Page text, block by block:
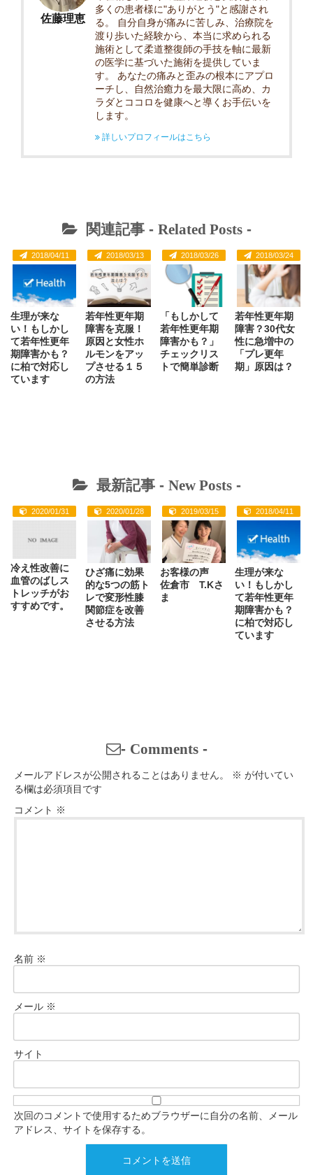
佐藤理恵
多くの患者様に"ありがとう"と感謝され
る。 自分自身が痛みに苦しみ、治療院を
渡り歩いた経験から、本当に求められる
施術として柔道整復師の手技を軸に最新
の医学に基づいた施術を提供していま
す。 あなたの痛みと歪みの根本にアプロ
ーチし、自然治癒力を最大限に高め、カ
ラダとココロを健康へと導くお手伝いを
します。
詳しいプロフィールはこちら
関連記事 - Related Posts-
2018/04/11
生理が来な
い！もしかし
て若年性更年
期障害かも？
に柏で対応し
ています
2018/03/13
若年性更年期
障害を克服！
原因と女性ホ
ルモンをアッ
プさせる１５
の方法
2018/03/26
「もしかして
若年性更年期
障害かも？」
チェックリス
トで簡単診断
2018/03/24
若年性更年期
障害？30代女
性に急増中の
「プレ更年
期」原因は？
最新記事 - New Posts-
2020/01/31
冷え性改善に
血管のばしス
トレッチがお
すすめです。
2020/01/28
ひざ痛に効果
的な5つの筋ト
レで変形性膝
関節症を改善
させる方法
2019/03/15
お客様の声
佐倉市 T.Kさ
ま
2018/04/11
生理が来な
い！もしかし
て若年性更年
期障害かも？
に柏で対応し
ています
- Comments-
メールアドレスが公開されることはありません。 ※ が付いてい
る欄は必須項目です
コメント ※
名前 ※
メール ※
サイト
次回のコメントで使用するためブラウザーに自分の名前、メール
アドレス、サイトを保存する。